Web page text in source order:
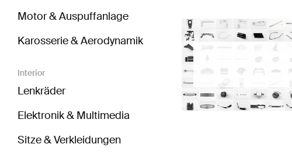
Motor & Auspuffanlage
Karosserie & Aerodynamik
Interior
Lenkräder
Elektronik & Multimedia
Sitze & Verkleidungen